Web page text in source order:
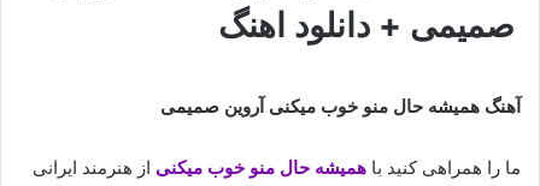
صمیمی + دانلود اهنگ
آهنگ همیشه حال منو خوب میکنی آروین صمیمی
ما را همراهی کنید با همیشه حال منو خوب میکنی از هنرمند ایرانی